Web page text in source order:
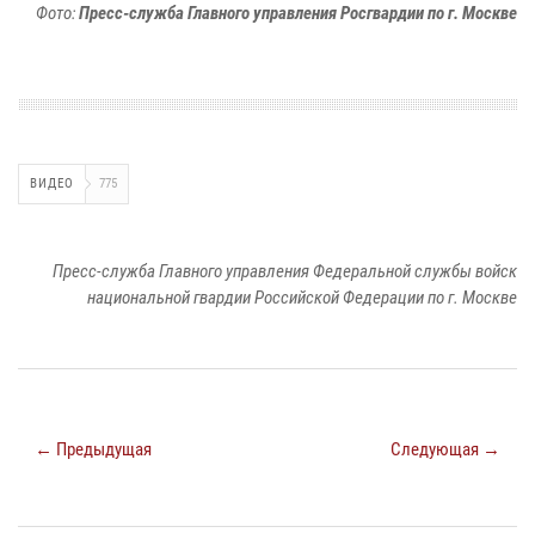
Фото:Пресс-служба Главного управления Росгвардии по г. Москве
ВИДЕО 775
Пресс-служба Главного управления Федеральной службы войск
национальной гвардии Российской Федерации по г. Москве
← Предыдущая Следующая →